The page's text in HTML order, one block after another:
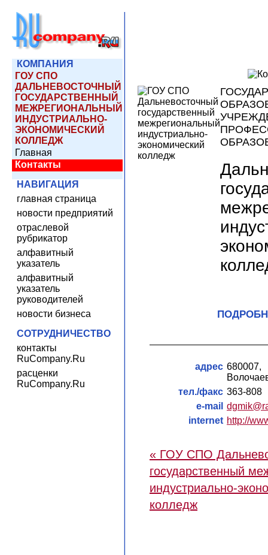
КОМПАНИЯ
ГОУ СПО
ДАЛЬНЕВОСТОЧНЫЙ
ГОСУДАРСТВЕННЫЙ
МЕЖРЕГИОНАЛЬНЫЙ
ИНДУСТРИАЛЬНО-
ЭКОНОМИЧЕСКИЙ
КОЛЛЕДЖ
Главная
Контакты
НАВИГАЦИЯ
главная страница
новости предприятий
отраслевой
рубрикатор
алфавитный
указатель
алфавитный
указатель
руководителей
новости бизнеса
СОТРУДНИЧЕСТВО
контакты
RuCompany.Ru
расценки
RuCompany.Ru
адрес
тел./факс 363-808
e-mail
internet http://
« ГОУ СПО
государственный
индустриально-
колледж